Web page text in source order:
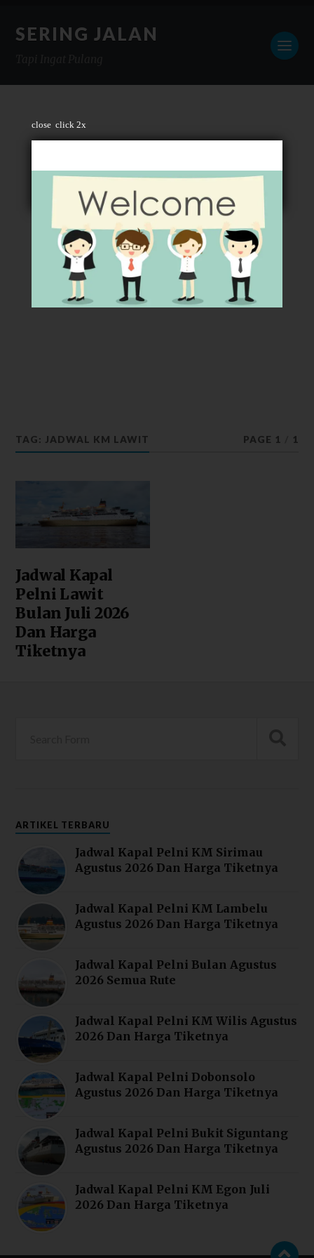
close click 2x
SERING JALAN
TAG: JADWAL KM LAWIT PAGE 1 1
Jadwal Kapal
Pelni Lawit
Bulan Juli 2026
Dan Harga
Tiketnya
ARTIKEL TERBARU
Jadwal Kapal Pelni KM Sirimau
Agustus 2026 Dan Harga Tiketnya
Jadwal Kapal Pelni KM Lambelu
Agustus 2026 Dan Harga Tiketnya
Jadwal Kapal Pelni Bulan Agustus
2026 Semua Rute
Jadwal Kapal Pelni KM Wilis Agustus
2026 Dan Harga Tiketnya
Jadwal Kapal Pelni Dobonsolo
Agustus 2026 Dan Harga Tiketnya
Jadwal Kapal Pelni Bukit Siguntang
Agustus 2026 Dan Harga Tiketnya
Jadwal Kapal Pelni KM Egon Juli
2026 Dan Harga Tiketnya